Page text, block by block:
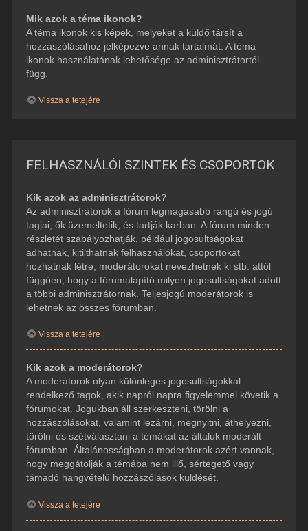
Mik azok a téma ikonok?
A téma ikonok kis képek, melyeket a küldő társít a
hozzászólásához jelképezve annak tartalmát. A téma
ikonok használatának lehetősége az adminisztrátortól
függ.
Vissza a tetejére
FELHASZNÁLÓI SZINTEK ÉS CSOPORTOK
Kik azok az adminisztrátorok?
Az adminisztrátorok a fórum legmagasabb rangú és jogú
tagjai, ők üzemeltetik, és tartják karban. A fórum minden
részletét szabályozhatják, például jogosultságokat
adhatnak, kitilthatnak felhasználókat, csoportokat
hozhatnak létre, moderátorokat nevezhetnek ki stb. attól
függően, hogy a fórumalapító milyen jogosultságokat adott
a többi adminisztrátornak. Teljesjogú moderátorok is
lehetnek az összes fórumban.
Vissza a tetejére
Kik azok a moderátorok?
A moderátorok olyan különleges jogosultságokkal
rendelkező tagok, akik napról napra figyelemmel követik a
fórumokat. Jogukban áll szerkeszteni, törölni a
hozzászólásokat, valamint lezárni, megnyitni, áthelyezni,
törölni és szétválasztani a témákat az általuk moderált
fórumban. Általánosságban a moderátorok azért vannak,
hogy meggátolják a témába nem illő, sértegető vagy
támadó hangvételű hozzászólások küldését.
Vissza a tetejére